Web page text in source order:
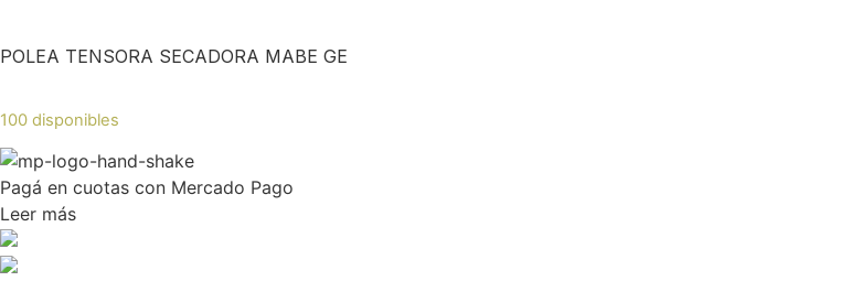
POLEA TENSORA SECADORA MABE GE
100 disponibles
Pagá en cuotascon Mercado Pago
Leer más